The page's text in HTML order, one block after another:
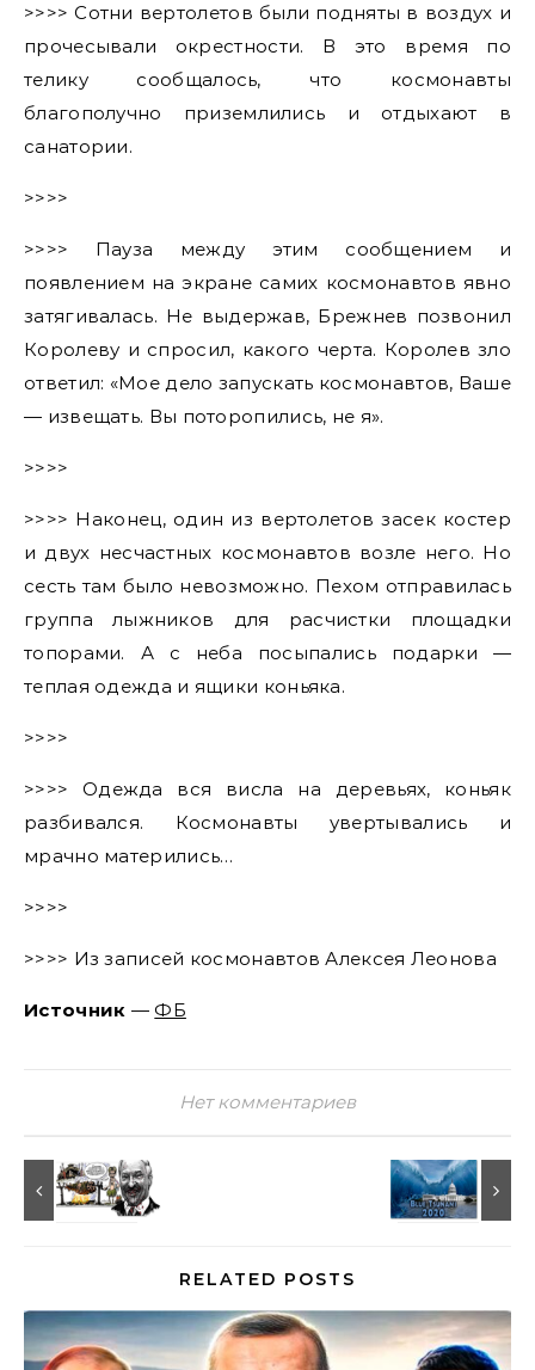
>>>> Сотни вертолетов были подняты в воздух и
прочесывали окрестности. В это время по
телику сообщалось, что космонавты
благополучно приземлились и отдыхают в
санатории.
>>>>
>>>> Пауза между этим сообщением и
появлением на экране самих космонавтов явно
затягивалась. Не выдержав, Брежнев позвонил
Королеву и спросил, какого черта. Королев зло
ответил: «Мое дело запускать космонавтов, Ваше
— извещать. Вы поторопились, не я».
>>>>
>>>> Наконец, один из вертолетов засек костер
и двух несчастных космонавтов возле него. Но
сесть там было невозможно. Пехом отправилась
группа лыжников для расчистки площадки
топорами. А с неба посыпались подарки —
теплая одежда и ящики коньяка.
>>>>
>>>> Одежда вся висла на деревьях, коньяк
разбивался. Космонавты увертывались и
мрачно матерились…
>>>>
>>>> Из записей космонавтов Алексея Леонова
Источник — ФБ
Нет комментариев
RELATED POSTS